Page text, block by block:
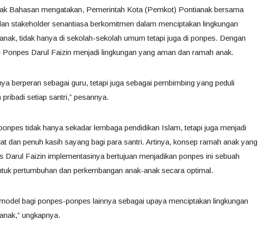
Bahasan mengatakan, Pemerintah Kota (Pemkot) Pontianak bersama
stakeholder senantiasa berkomitmen dalam menciptakan lingkungan
tidak hanya di sekolah-sekolah umum tetapi juga di ponpes. Dengan
Ponpes Darul Faizin menjadi lingkungan yang aman dan ramah anak.
berperan sebagai guru, tetapi juga sebagai pembimbing yang peduli
setiap santri,” pesannya.
tidak hanya sekadar lembaga pendidikan Islam, tetapi juga menjadi
dan penuh kasih sayang bagi para santri. Artinya, konsep ramah anak yang
Darul Faizin implementasinya bertujuan menjadikan ponpes ini sebuah
pertumbuhan dan perkembangan anak-anak secara optimal.
bagi ponpes-ponpes lainnya sebagai upaya menciptakan lingkungan
ungkapnya.